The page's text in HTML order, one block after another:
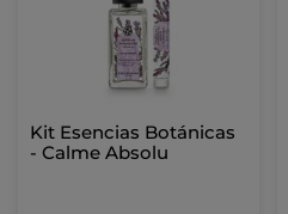
Kit Esencias Botánicas
- Calme Absolu